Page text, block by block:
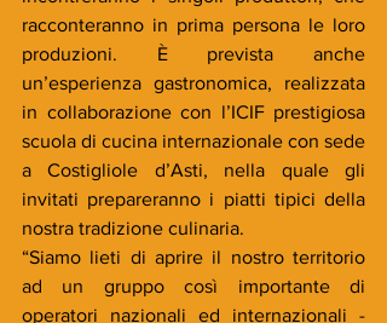
racconteranno in prima persona le loro
produzioni. È prevista anche
un’esperienza gastronomica, realizzata
in collaborazione con l’ICIF prestigiosa
scuola di cucina internazionale con sede
a Costigliole d’Asti, nella quale gli
invitati prepareranno i piatti tipici della
nostra tradizione culinaria.
“Siamo lieti di aprire il nostro territorio
ad un gruppo così importante di
operatori nazionali ed internazionali -